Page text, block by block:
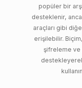
popüler bir
desteklenir,
araçları gibi
erişilebilir.
şifreleme ve